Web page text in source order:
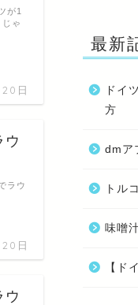
日
が1
ゃ
ウ
日
ラウ
ウ
最新
ドイ
方
dmア
トル
味噌
【ド